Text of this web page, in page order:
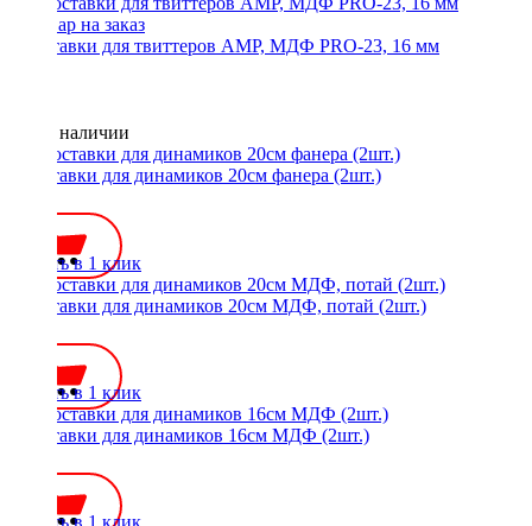
Проставки для твиттеров AMP, МДФ PRO-23, 16 мм
Нет в наличии
Проставки для динамиков 20см фанера (2шт.)
Купить в 1 клик
Проставки для динамиков 20см МДФ, потай (2шт.)
Купить в 1 клик
Проставки для динамиков 16см МДФ (2шт.)
Купить в 1 клик